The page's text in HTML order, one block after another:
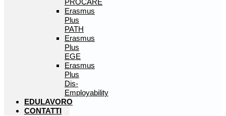
PROCARE
Erasmus
Plus
PATH
Erasmus
Plus
EGE
Erasmus
Plus
Dis-
Employability
EDULAVORO
CONTATTI